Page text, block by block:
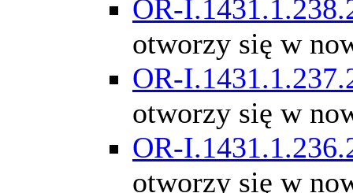
OR-
otworzy się w
OR-
otworzy się w
OR-
otworzy się w